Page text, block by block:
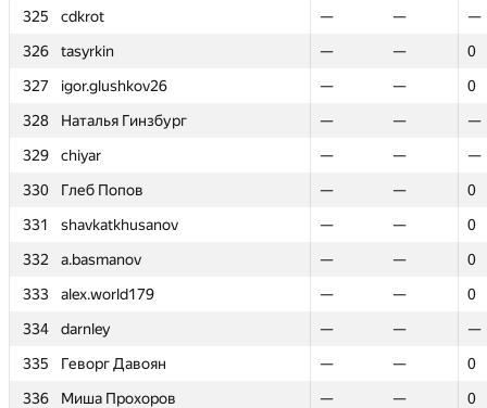
325
cdkrot — —
—
326
tasyrkin — —
0
327
igor.glushkov26 — —
0
328
Наталья Гинзбург — —
—
329
chiyar — —
—
330
Глеб Попов — —
0
331
shavkatkhusanov — —
0
332
a.basmanov — —
0
333
alex.world179 — —
0
334
darnley — —
—
335
Геворг Давоян — —
0
336
Миша Прохоров — —
0
325
cdkrot — —
—
326
tasyrkin — —
0
327
igor.glushkov26 — —
0
328
Наталья Гинзбург — —
—
329
chiyar — —
—
330
Глеб Попов — —
0
331
shavkatkhusanov — —
0
332
a.basmanov — —
0
333
alex.world179 — —
0
334
darnley — —
—
335
Геворг Давоян — —
0
336
Миша Прохоров — —
0